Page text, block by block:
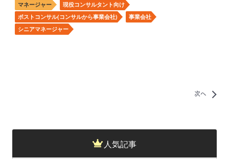
マネージャー
現役コンサルタント向け
ポストコンサル(コンサルから事業会社)
事業会社
シニアマネージャー
次へ
人気記事